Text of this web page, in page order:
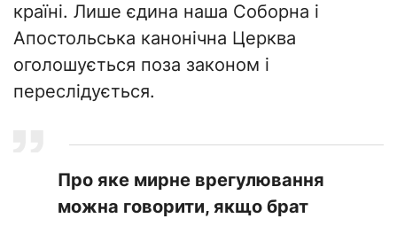
країні. Лише єдина наша Соборна і
Апостольська канонічна Церква
оголошується поза законом і
переслідується.
Про яке мирне врегулювання
можна говорити, якщо брат